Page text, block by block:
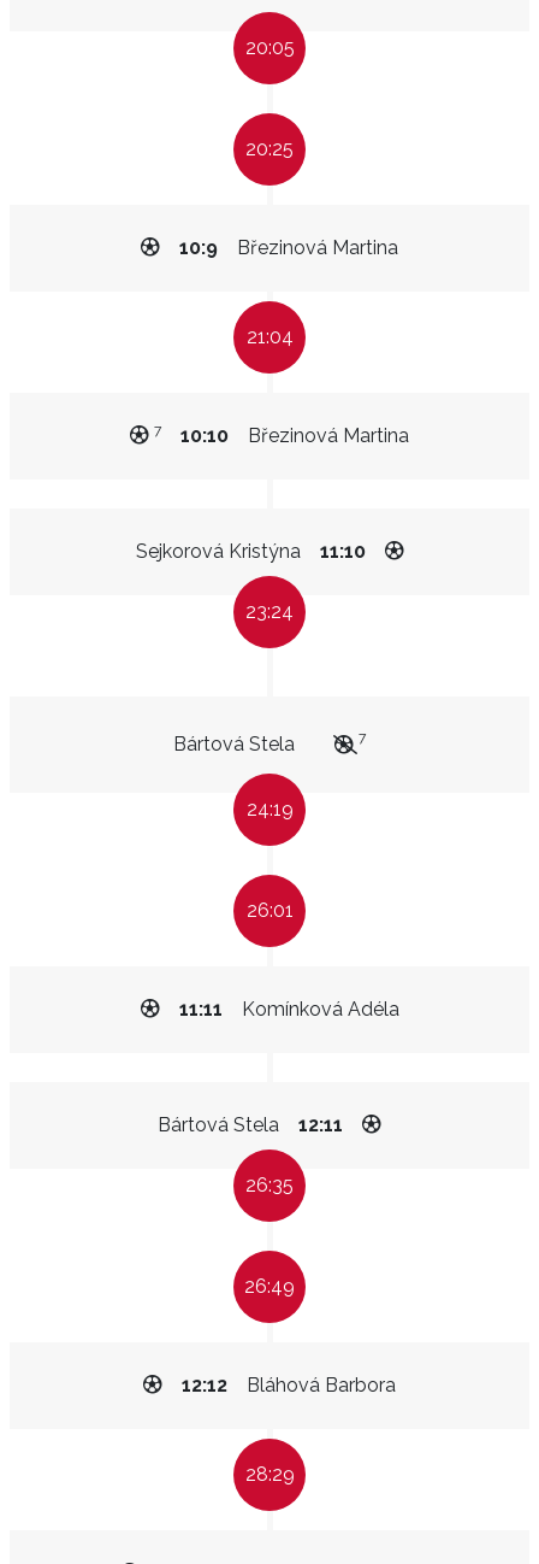
20:05
20:25
Březinová Martina
10:9
21:04
Březinová Martina
10:10
7
Sejkorová Kristýna 11:10
23:24
Bártová Stela 7
24:19
26:01
Komínková Adéla
11:11
Bártová Stela 12:11
26:35
26:49
Bláhová Barbora
12:12
28:29